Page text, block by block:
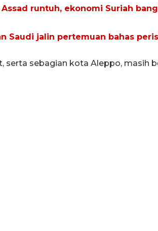
Assad runtuh, ekonomi Suriah
Saudi jalin pertemuan bahas
serta sebagian kota Aleppo, masih